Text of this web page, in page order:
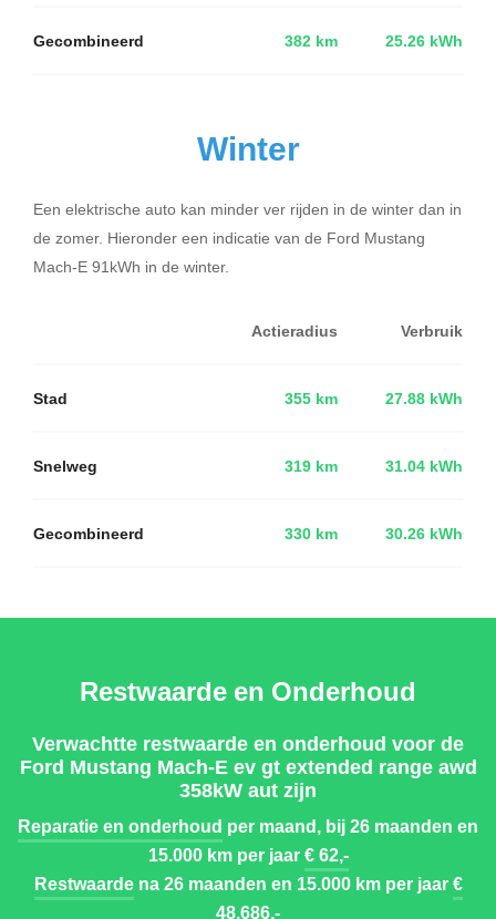
Gecombineerd 382 km 25.26 kWh
Winter
Een elektrische auto kan minder ver rijden in de winter dan in
de zomer. Hieronder een indicatie van de Ford Mustang
Mach-E 91kWh in de winter.
Actieradius Verbruik
Stad 355 km 27.88 kWh
Snelweg 319 km 31.04 kWh
Gecombineerd 330 km 30.26 kWh
Restwaarde en Onderhoud
Verwachtte restwaarde en onderhoud voor de
Ford Mustang Mach-E ev gt extended range awd
358kW aut zijn
Reparatie en onderhoud per maand, bij 26 maanden en
15.000 km per jaar€ 62,-
Restwaardena 26 maanden en 15.000 km per jaar€
48.686,-